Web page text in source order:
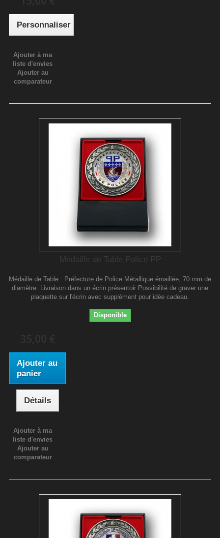
Personnaliser
Ajouter à ma
liste d'envies
Ajouter au
comparateur
Médaille de Table Police PP
Médaille de Table : Préfecture de Police Métallique émaillée, 70 mm de
diamètre. Livraison dans un écrin présentoir Possibilité de graver une
plaquette sur l'écrin avec supplément pour idée cadeau.
Disponible
Ajouter au
panier
Détails
Ajouter à ma
liste d'envies
Ajouter au
comparateur